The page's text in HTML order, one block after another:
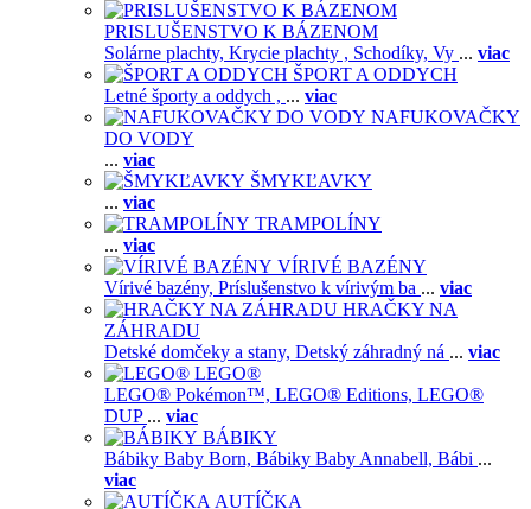
PRISLUŠENSTVO K BÁZENOM
Solárne plachty, Krycie plachty , Schodíky, Vy ... viac
ŠPORT A ODDYCH
Letné športy a oddych , ... viac
NAFUKOVAČKY
DO VODY
... viac
ŠMYKĽAVKY
... viac
TRAMPOLÍNY
... viac
VÍRIVÉ BAZÉNY
Vírivé bazény, Príslušenstvo k vírivým ba ... viac
HRAČKY NA
ZÁHRADU
Detské domčeky a stany, Detský záhradný ná ... viac
LEGO®
LEGO® Pokémon™, LEGO® Editions, LEGO®
DUP ... viac
BÁBIKY
Bábiky Baby Born, Bábiky Baby Annabell, Bábi ...
viac
AUTÍČKA